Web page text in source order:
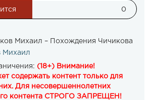
0
Михаил – Похождения Чичикова
Михаил
(18+) Внимание!
содержать контент только для
Для несовершеннолетних
контента СТРОГО ЗАПРЕЩЕН!